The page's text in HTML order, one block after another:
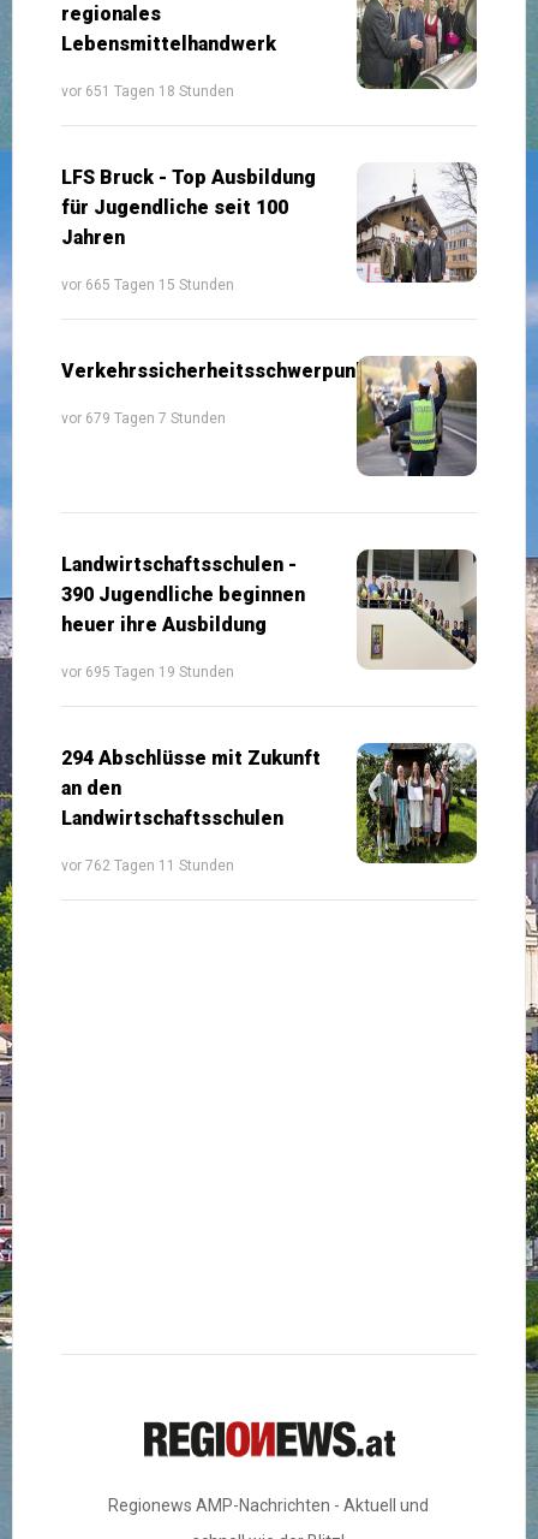
regionales
Lebensmittelhandwerk
vor 651 Tagen 18 Stunden
LFS Bruck - Top Ausbildung
für Jugendliche seit 100
Jahren
vor 665 Tagen 15 Stunden
Verkehrssicherheitsschwerpunkte
vor 679 Tagen 7 Stunden
Landwirtschaftsschulen -
390 Jugendliche beginnen
heuer ihre Ausbildung
vor 695 Tagen 19 Stunden
294 Abschlüsse mit Zukunft
an den
Landwirtschaftsschulen
vor 762 Tagen 11 Stunden
Regionews AMP-Nachrichten - Aktuell und